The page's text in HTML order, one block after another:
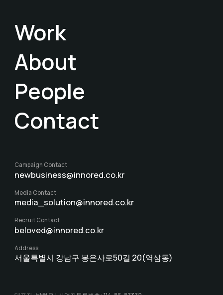
Work
About
People
Contact
Campaign Contact
newbusiness@innored.co.kr
Media Contact
media_solution@innored.co.kr
Recruit Contact
beloved@innored.co.kr
Address
서울특별시 강남구 봉은사로50길 20(역삼동)